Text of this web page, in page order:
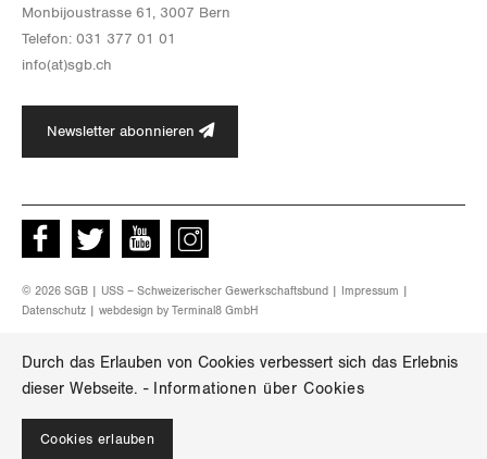
Durch das Erlauben von Cookies verbessert sich das Erlebnis
dieser Webseite. - Informationen über Cookies
Cookies erlauben
Mon­bi­joustras­se 61, 3007 Bern
Te­le­fon: 031 377 01 01
info(at)​sgb.​ch
Newsletter abonnieren
Facebook Twitter Youtube instagram
© 2026 SGB | USS – Schweizerischer Gewerkschaftsbund | Impressum
Datenschutz | webdesign by Terminal8 GmbH